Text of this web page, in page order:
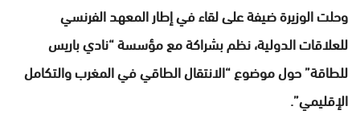
وحلت الوزيرة ضيفة على لقاء في إطار المعهد الفرنسي
للعلاقات الدولية، نظم بشراكة مع مؤسسة “نادي باريس
للطاقة” حول موضوع “الانتقال الطاقي في المغرب والتكامل
الإقليمي”.